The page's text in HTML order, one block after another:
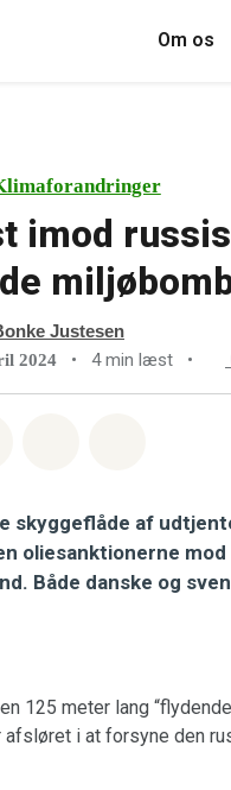
Om os
imod
Justesen
2024 • 4 min læst •
skyggeflåde af
oliesanktionerne
Både danske og
125 meter lang
afsløret i at forsyne den